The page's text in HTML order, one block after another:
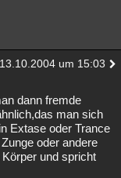
13.10.2004 um 15:03
dann fremde
man sich
Extase oder Trance
oder andere
und spricht